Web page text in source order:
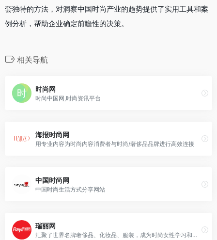
套独特的方法，对洞察中国时尚产业的趋势提供了实用工具和案
例分析，帮助企业确定前瞻性的决策。
相关导航
时尚网
时尚中国网,时尚资讯平台
海报时尚网
用专业内容为时尚内容消费者与时尚/奢侈品品牌进行高效连接
中国时尚网
中国时尚生活方式分享网站
瑞丽网
汇聚了世界名牌奢侈品、化妆品、服装，成为时尚女性学习和了解美容护肤小窍门、发型设计、服装搭配、装修设计、养生之道的人气时尚女性社区